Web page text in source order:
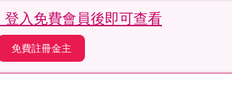
登入免費會員後即可查看
免費註冊金主